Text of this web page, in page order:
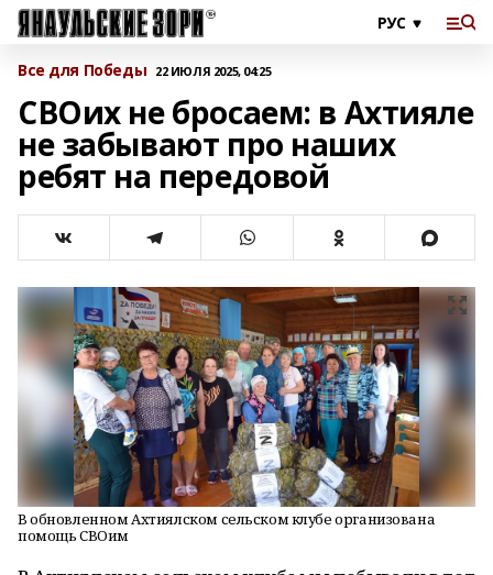
Все для Победы 22 ИЮЛЯ 2025, 04:25
СВОих не бросаем: в Ахтияле
не забывают про наших
ребят на передовой
В обновленном Ахтиялском сельском клубе организована
помощь СВОим